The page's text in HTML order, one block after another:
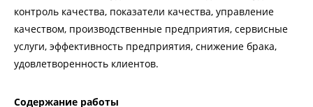
контроль качества, показатели качества, управление
качеством, производственные предприятия, сервисные
услуги, эффективность предприятия, снижение брака,
удовлетворенность клиентов.
Содержание работы